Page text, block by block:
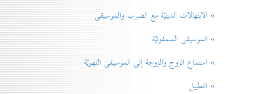
» الابتهالات الدينيّة مع الضرب والموسيقى
» الموسيقى السمفونيّة
» استماع الزوج والزوجة إلى الموسيقى اللهويّة
» التطبيل